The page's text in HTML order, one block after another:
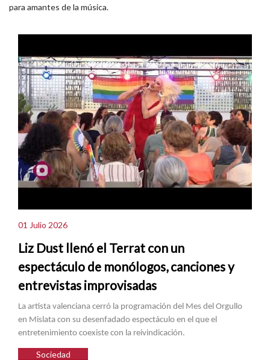
para amantes de la música.
01 Julio 2026
Liz Dust llenó el Terrat con un
espectáculo de monólogos, canciones y
entrevistas improvisadas
La artista valenciana cerró la programación del Mes del Orgullo
en Mislata con su desenfadado espectáculo en el que el
entretenimiento coexiste con la reivindicación.
Sociedad